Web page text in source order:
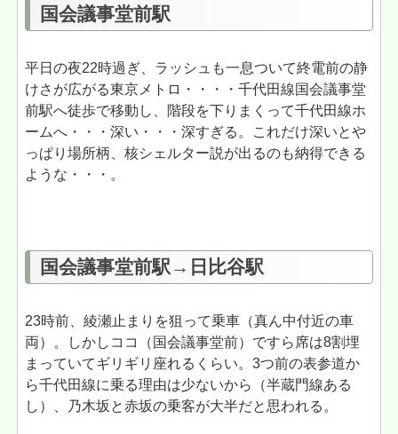
国会議事堂前駅
平日の夜22時過ぎ、ラッシュも一息ついて終電前の静
けさが広がる東京メトロ・・・・千代田線国会議事堂
前駅へ徒歩で移動し、階段を下りまくって千代田線ホ
ームへ・・・深い・・・深すぎる。これだけ深いとや
っぱり場所柄、核シェルター説が出るのも納得できる
ような・・・。
国会議事堂前駅→日比谷駅
23時前、綾瀬止まりを狙って乗車（真ん中付近の車
両）。しかしココ（国会議事堂前）ですら席は8割埋
まっていてギリギリ座れるくらい。3つ前の表参道か
ら千代田線に乗る理由は少ないから（半蔵門線ある
し）、乃木坂と赤坂の乗客が大半だと思われる。